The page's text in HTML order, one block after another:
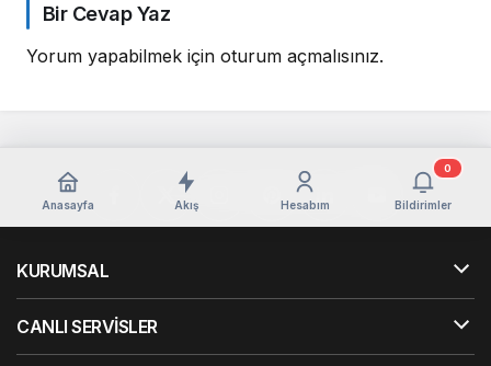
Bir Cevap Yaz
Yorum yapabilmek için oturum açmalısınız.
Anasayfa Akış Hesabım Bildirimler
0
KURUMSAL
CANLI SERVİSLER